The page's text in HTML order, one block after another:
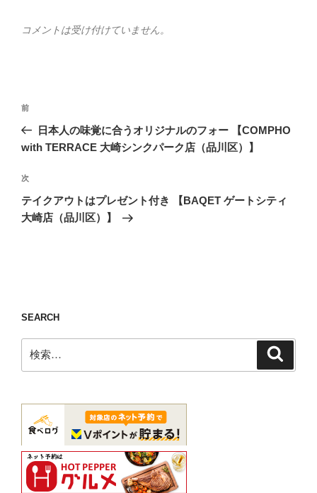
コメントは受け付けていません。
投
ナ
ゲ
ー
シ
前
の
投
前
日本人の味覚に合うオリジナルのフォー 【COMPHO
with TERRACE 大崎シンクパーク店（品川区）】
次
の
投
次
テイクアウトはプレゼント付き 【BAQET ゲートシティ
大崎店（品川区）】
SEARCH
索: